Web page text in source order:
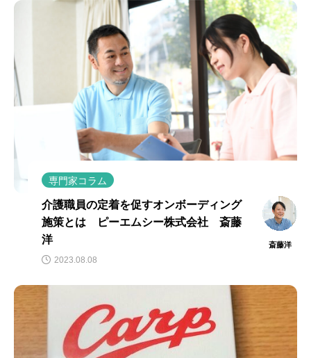
専門家コラム
介護職員の定着を促すオンボーディング
施策とは ピーエムシー株式会社 斎藤
洋
斎藤洋
2023.08.08